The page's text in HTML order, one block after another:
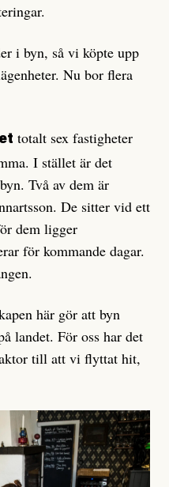
i byn, så vi köpte upp
Nu bor flera
totalt sex fastigheter
I stället är det
Två av dem är
De sitter vid ett
dem ligger
för kommande dagar.
här gör att byn
landet. För oss har det
till att vi flyttat hit,